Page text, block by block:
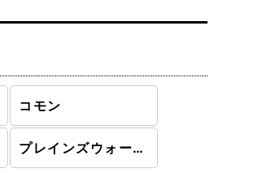
コモン
プレインズウォーカーデッキ